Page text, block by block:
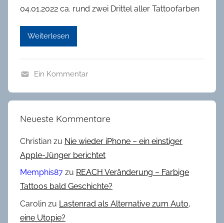
04.01.2022 ca. rund zwei Drittel aller Tattoofarben
Weiterlesen
l
e
m
i
n
,
K
Ein Kommentar
Neueste Kommentare
Christian zu Nie wieder iPhone – ein einstiger
Apple-Jünger berichtet
Memphis87 zu REACH Veränderung – Farbige
Tattoos bald Geschichte?
Carolin zu Lastenrad als Alternative zum Auto,
eine Utopie?